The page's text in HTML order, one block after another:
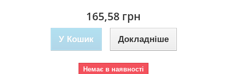
165,58 грн
У Кошик Докладніше
Немає в наявності